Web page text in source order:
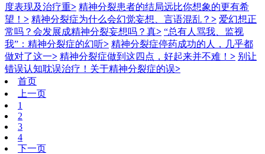
度表现及治疗重> 精神分裂患者的结局远比你想象的更有希
望！ > 精神分裂症为什么会幻觉妄想、言语混乱？ > 爱幻想正
常吗？会发展成精神分裂妄想吗？真> “总有人骂我、监视
我”：精神分裂症的幻听> 精神分裂症停药成功的人，几乎都
做对了这一> 精神分裂症做到这四点，好起来并不难​！ > 别让
错误认知耽误治疗！关于精神分裂症的误>
首页
上一页
1
2
3
4
下一页